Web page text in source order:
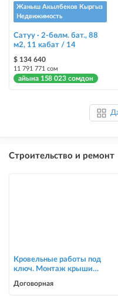
Жаныш Акылбеков Кыргыз
Недвижимость
Сатуу · 2-бөлм. бат., 88
м2, 11 кабат / 14
$ 134 640
11 791 771 сом
айына 158 023 сомдон
Строительство и ремонт
Кровельные работы под
ключ. Монтаж крыши
коттеджей
Договорная